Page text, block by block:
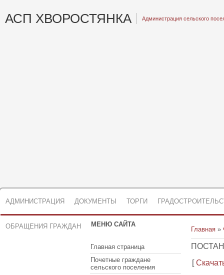
АСП ХВОРОСТЯНКА Администрация сельского
АДМИНИСТРАЦИЯ ДОКУМЕНТЫ ТОРГИ
ОБРАЩЕНИЯ ГРАЖДАН МЕНЮ САЙТА
Главная страница
Почетные граждане
сельского поселения
Главная »
[